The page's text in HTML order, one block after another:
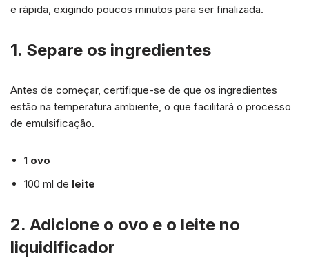
e rápida, exigindo poucos minutos para ser finalizada.
1. Separe os ingredientes
Antes de começar, certifique-se de que os ingredientes
estão na temperatura ambiente, o que facilitará o processo
de emulsificação.
1 ovo
100 ml de leite
2. Adicione o ovo e o leite no
liquidificador